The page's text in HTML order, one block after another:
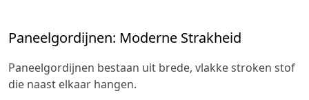
Paneelgordijnen: Moderne Strakheid
Paneelgordijnen bestaan uit brede, vlakke stroken stof
die naast elkaar hangen.